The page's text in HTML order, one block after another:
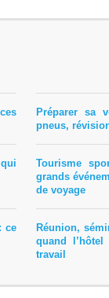
Préparer sa
pneus,
Tourisme
grands
de voyage
ce
Réunion,
quand
travail